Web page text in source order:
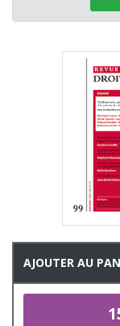
AJOUTER AU